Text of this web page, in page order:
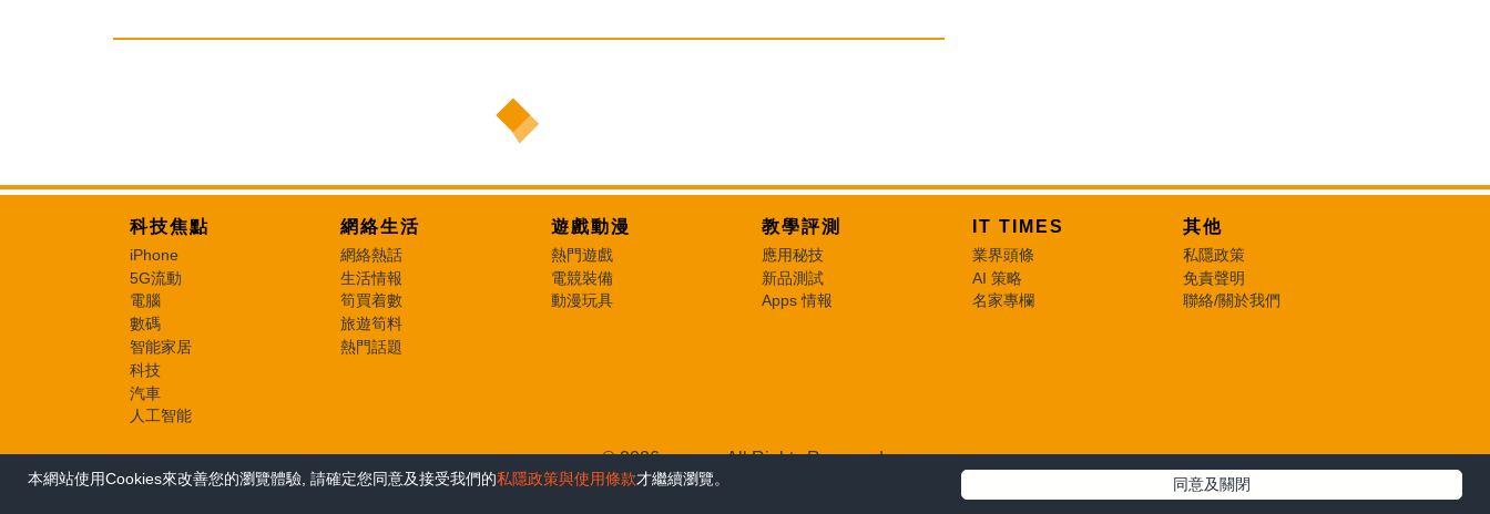
本網站使用Cookies來改善您的瀏覽體驗, 請確定您同意及接受我們的私隱政策與使用條款才繼續瀏覽。 同意及關閉
科技焦點
iPhone
5G流動
電腦
數碼
智能家居
科技
汽車
人工智能
網絡生活
網絡熱話
生活情報
筍買着數
旅遊筍料
熱門話題
遊戲動漫
熱門遊戲
電競裝備
動漫玩具
教學評測
應用秘技
新品測試
Apps 情報
IT TIMES
業界頭條
AI 策略
名家專欄
其他
私隱政策
免責聲明
聯絡/關於我們
© 2026 e-zone. All Rights Reserved.